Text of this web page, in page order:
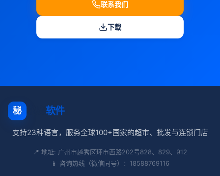
联系我们
下载
秘 软件
支持23种语言，服务全球100+国家的超市、批发与连锁门店
📍 地址: 广州市越秀区环市西路202号828、829、912
📱 咨询热线（微信同号）：18588769116